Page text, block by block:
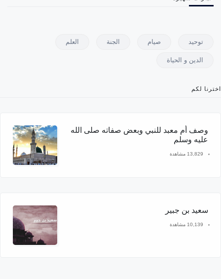
توحيد صيام الجنة العلم
الدين و الحياة
اخترنا لكم
وصف أم معبد للنبي وبعض صفاته صلى الله
عليه وسلم
13,829 مشاهدة
سعيد بن جبير
10,139 مشاهدة